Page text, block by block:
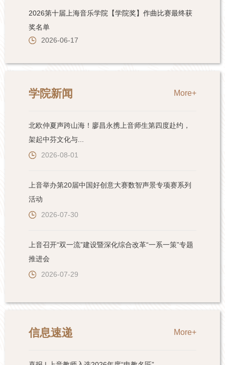
学院新闻 More+
北欧仲夏声跨山海！廖昌永携上音师生第四度赴约，
架起中芬文化与...
2026-08-01
上音举办第20届中国好创意大赛数智声景专项赛系列
活动
2026-07-30
上音召开“双一流”建设暨深化综合改革“一系一策”专题
推进会
2026-07-29
信息速递 More+